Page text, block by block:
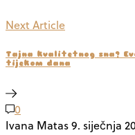
Next Article
Tajna kvalitetnog sna?
tijekom dana
0
Ivana Matas9. siječnja